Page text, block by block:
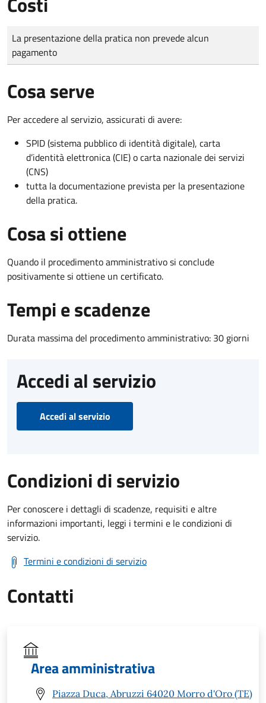
Tipo di pagamento
Importo
La presentazione della pratica non prevede alcun
pagamento
Cosa serve
Per accedere al servizio, assicurati di avere:
SPID (sistema pubblico di identità digitale), carta
d’identità elettronica (CIE) o carta nazionale dei servizi
(CNS)
tutta la documentazione prevista per la presentazione
della pratica.
Cosa si ottiene
Quando il procedimento amministrativo si conclude
positivamente si ottiene un certificato.
Tempi e scadenze
Durata massima del procedimento amministrativo: 30 giorni
Accedi al servizio
Accedi al servizio
Condizioni di servizio
Per conoscere i dettagli di scadenze, requisiti e altre
informazioni importanti, leggi i termini e le condizioni di
servizio.
Termini e condizioni di servizio
Contatti
Area amministrativa
Piazza Duca, Abruzzi 64020 Morro d'Oro (TE)